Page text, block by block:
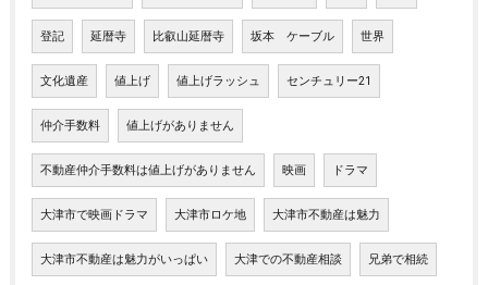
登記 延暦寺 比叡山延暦寺 坂本 ケーブル 世界
文化遺産 値上げ 値上げラッシュ センチュリー21
仲介手数料 値上げがありません
不動産仲介手数料は値上げがありません 映画 ドラマ
大津市で映画ドラマ 大津市ロケ地 大津市不動産は魅力
大津市不動産は魅力がいっぱい 大津での不動産相談 兄弟で相続